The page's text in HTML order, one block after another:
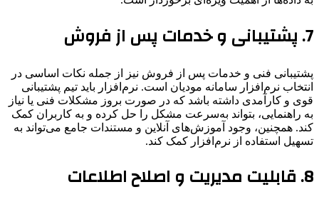
7. پشتیبانی و خدمات پس از فروش
پشتیبانی فنی و خدمات پس از فروش نیز از جمله نکات اساسی در
انتخاب نرم‌افزار سامانه مودیان است. نرم‌افزار باید تیم پشتیبانی
قوی و کارآمدی داشته باشد که در صورت بروز مشکلات فنی یا نیاز
به راهنمایی، بتواند به‌سرعت مشکل را حل کرده و به کاربران کمک
کند. همچنین، وجود آموزش‌های آنلاین و مستندات جامع می‌تواند به
تسهیل استفاده از نرم‌افزار کمک کند.
8. قابلیت مدیریت و اصلاح اطلاعات